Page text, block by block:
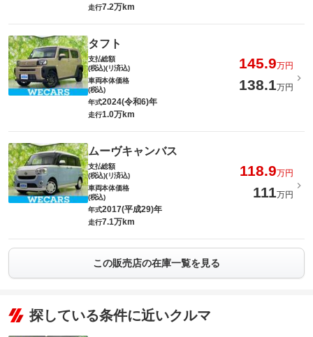
走行7.2万km
タフト
支払総額
(税込)(リ済込)
145.9万円
車両本体価格
(税込)
138.1万円
年式2024(令和6)年
走行1.0万km
ムーヴキャンバス
支払総額
(税込)(リ済込)
118.9万円
車両本体価格
(税込)
111万円
年式2017(平成29)年
走行7.1万km
この販売店の在庫一覧を見る
探している条件に近いクルマ